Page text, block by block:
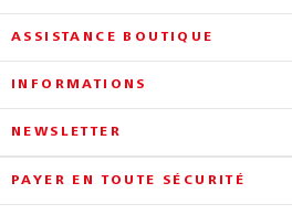
ASSISTANCE BOUTIQUE
INFORMATIONS
NEWSLETTER
PAYER EN TOUTE SÉCURITÉ